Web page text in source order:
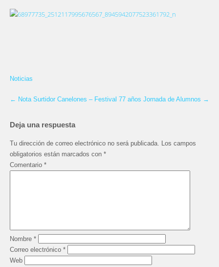
Noticias
← Nota Surtidor Canelones – Festival 77 años Jornada de Alumnos →
Deja una respuesta
Tu dirección de correo electrónico no será publicada. Los campos
obligatorios están marcados con *
Comentario *
Nombre *
Correo electrónico *
Web